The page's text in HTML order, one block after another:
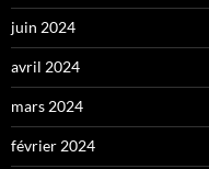
juin 2024
avril 2024
mars 2024
février 2024